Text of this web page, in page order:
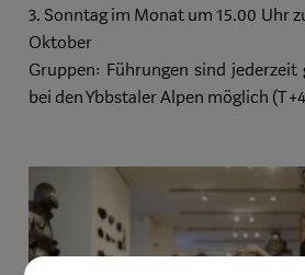
3. Sonntag im Monat um 15.00 Uhr
Oktober
Gruppen: Führungen sind jederzeit
bei den Ybbstaler Alpen möglich (T